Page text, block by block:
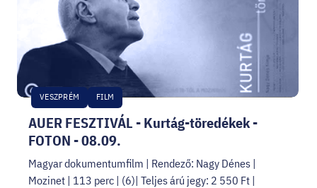
AUER FESZTIVÁL - Kurtág-töredékek -
FOTON - 08.09.
VESZPRÉM FILM
Magyar dokumentumfilm | Rendező: Nagy Dénes |
Mozinet | 113 perc | (6)| Teljes árú jegy: 2 550 Ft |